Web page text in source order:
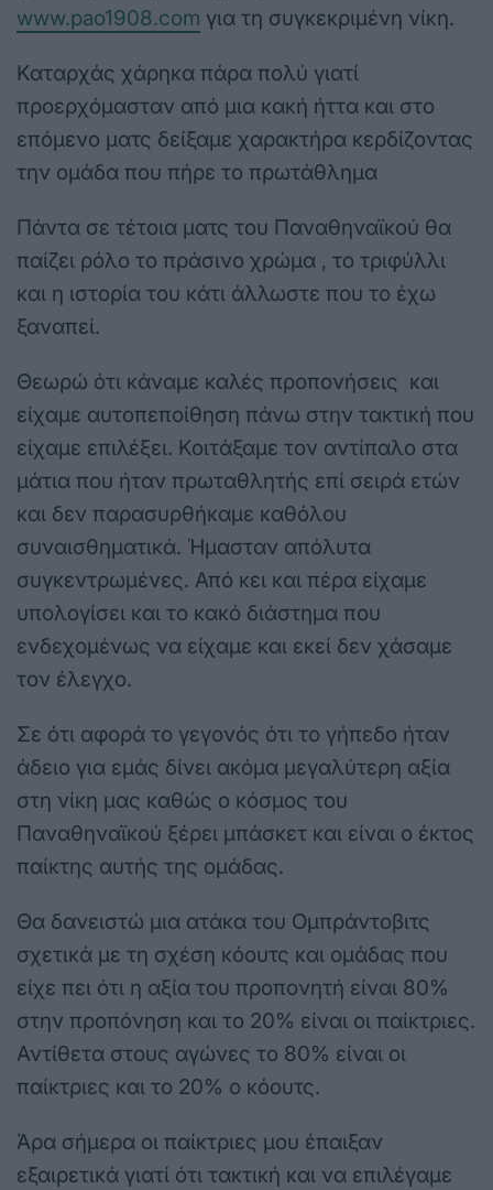
www.pao1908.com για τη συγκεκριμένη νίκη.
Καταρχάς χάρηκα πάρα πολύ γιατί
προερχόμασταν από μια κακή ήττα και στο
επόμενο ματς δείξαμε χαρακτήρα κερδίζοντας
την ομάδα που πήρε το πρωτάθλημα
Πάντα σε τέτοια ματς του Παναθηναϊκού θα
παίζει ρόλο το πράσινο χρώμα , το τριφύλλι
και η ιστορία του κάτι άλλωστε που το έχω
ξαναπεί.
Θεωρώ ότι κάναμε καλές προπονήσεις και
είχαμε αυτοπεποίθηση πάνω στην τακτική που
είχαμε επιλέξει. Κοιτάξαμε τον αντίπαλο στα
μάτια που ήταν πρωταθλητής επί σειρά ετών
και δεν παρασυρθήκαμε καθόλου
συναισθηματικά. Ήμασταν απόλυτα
συγκεντρωμένες. Από κει και πέρα είχαμε
υπολογίσει και το κακό διάστημα που
ενδεχομένως να είχαμε και εκεί δεν χάσαμε
τον έλεγχο.
Σε ότι αφορά το γεγονός ότι το γήπεδο ήταν
άδειο για εμάς δίνει ακόμα μεγαλύτερη αξία
στη νίκη μας καθώς ο κόσμος του
Παναθηναϊκού ξέρει μπάσκετ και είναι ο έκτος
παίκτης αυτής της ομάδας.
Θα δανειστώ μια ατάκα του Ομπράντοβιτς
σχετικά με τη σχέση κόουτς και ομάδας που
είχε πει ότι η αξία του προπονητή είναι 80%
στην προπόνηση και το 20% είναι οι παίκτριες.
Αντίθετα στους αγώνες το 80% είναι οι
παίκτριες και το 20% ο κόουτς.
Άρα σήμερα οι παίκτριες μου έπαιξαν
εξαιρετικά γιατί ότι τακτική και να επιλέγαμε